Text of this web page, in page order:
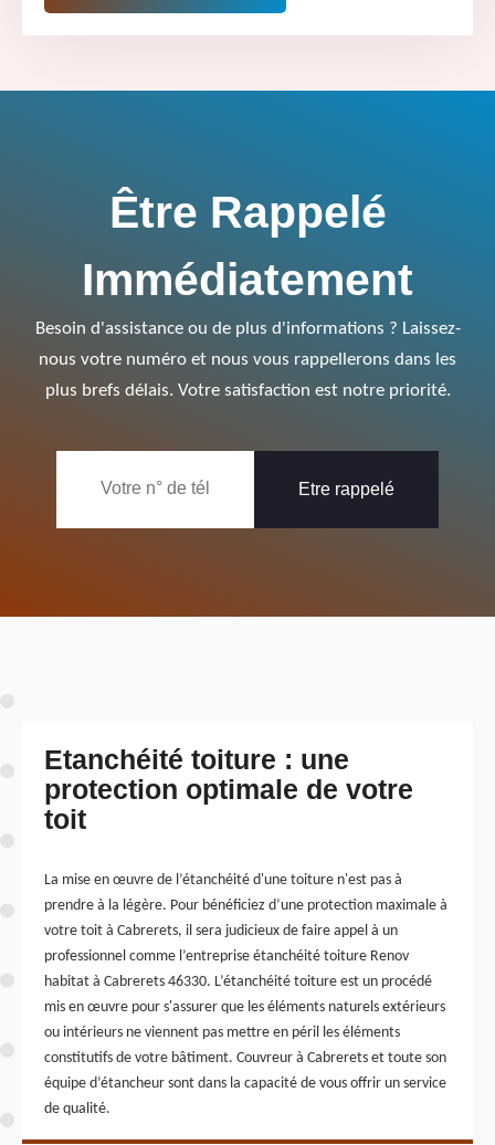
Être Rappelé
Immédiatement
Besoin d'assistance ou de plus d'informations ? Laissez-
nous votre numéro et nous vous rappellerons dans les
plus brefs délais. Votre satisfaction est notre priorité.
Etanchéité toiture : une
protection optimale de votre
toit
La mise en œuvre de l’étanchéité d'une toiture n'est pas à
prendre à la légère. Pour bénéficiez d’une protection maximale à
votre toit à Cabrerets, il sera judicieux de faire appel à un
professionnel comme l’entreprise étanchéité toiture Renov
habitat à Cabrerets 46330. L’étanchéité toiture est un procédé
mis en œuvre pour s'assurer que les éléments naturels extérieurs
ou intérieurs ne viennent pas mettre en péril les éléments
constitutifs de votre bâtiment. Couvreur à Cabrerets et toute son
équipe d’étancheur sont dans la capacité de vous offrir un service
de qualité.